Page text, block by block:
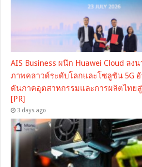
AIS Business ผนึก Huawei Cloud ลง
ภาพคลาวด์ระดับโลกและโซลูชัน 5G
ดันภาคอุตสาหกรรมและการผลิตไทย
[PR]
3 days ago